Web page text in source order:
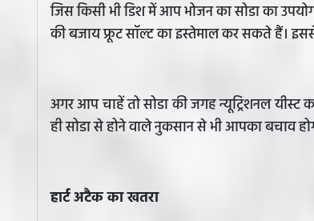
जिस किसी भी डिश में आप भोजन का सोडा का
की बजाय फ्रूट सॉल्ट का इस्तेमाल कर सकते हैं।
अगर आप चाहें तो सोडा की जगह न्यूट्रिशनल
ही सोडा से होने वाले नुकसान से भी आपका बचाव
हार्ट अटैक का खतरा